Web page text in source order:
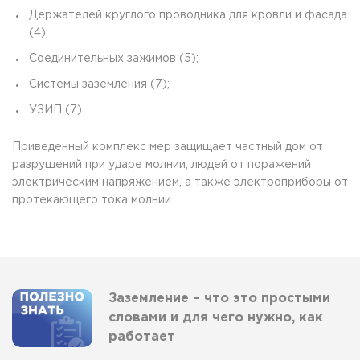
Держателей круглого проводника для кровли и фасада
(4);
Соединительных зажимов (5);
Системы заземления (7);
УЗИП (7).
Приведенный комплекс мер защищает частный дом от
разрушений при ударе молнии, людей от поражений
электрическим напряжением, а также электроприборы от
протекающего тока молнии.
Заземление – что это простыми
словами и для чего нужно, как
работает